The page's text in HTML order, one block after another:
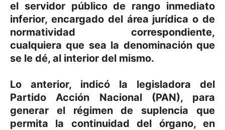
el servidor público de rango inmediato
inferior, encargado del área jurídica o de
normatividad correspondiente,
cualquiera que sea la denominación que
se le dé, al interior del mismo.
Lo anterior, indicó la legisladora del
Partido Acción Nacional (PAN), para
generar el régimen de suplencia que
permita la continuidad del órgano, en